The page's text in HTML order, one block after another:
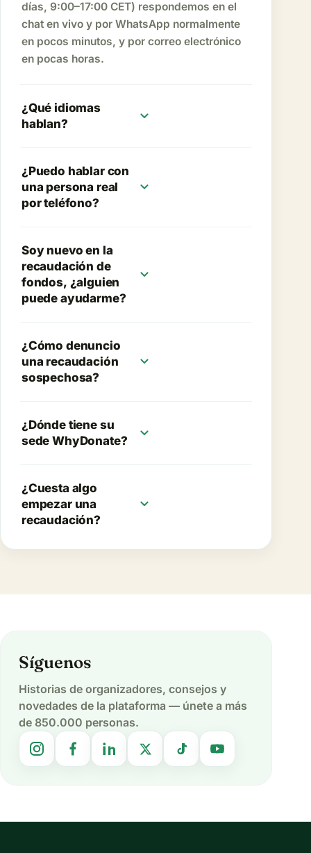
días, 9:00–17:00 CET) respondemos en el
chat en vivo y por WhatsApp normalmente
en pocos minutos, y por correo electrónico
en pocas horas.
¿Qué idiomas
hablan?
expand_more
¿Puedo hablar con
una persona real
por teléfono?
expand_more
Soy nuevo en la
recaudación de
fondos, ¿alguien
puede ayudarme?
expand_more
¿Cómo denuncio
una recaudación
sospechosa?
expand_more
¿Dónde tiene su
sede WhyDonate?
expand_more
¿Cuesta algo
empezar una
recaudación?
expand_more
Síguenos
Historias de organizadores, consejos y
novedades de la plataforma — únete a más
de 850.000 personas.